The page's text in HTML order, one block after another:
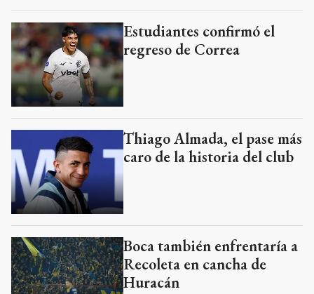
Estudiantes confirmó el
regreso de Correa
Thiago Almada, el pase más
caro de la historia del club
Boca también enfrentaría a
Recoleta en cancha de
Huracán